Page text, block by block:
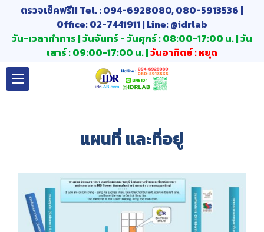
ตรวจเช็คฟรี!! Tel. : 094-6928080, 080-5913536 |
Office: 02-7441911 | Line: @idrlab
วัน-เวลาทำการ | วันจันทร์ - วันศุกร์ : 08:00-17:00 น. | วัน
เสาร์ : 09:00-17:00 น. |วันอาทิตย์ : หยุด
แผนที่ และที่อยู่